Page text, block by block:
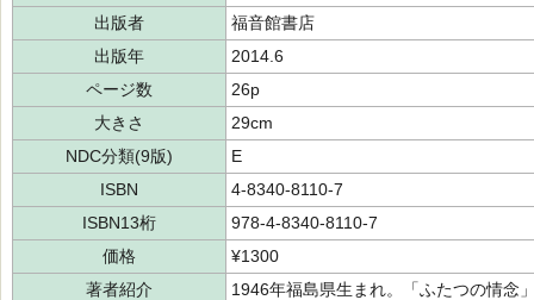
出版者
福音館書店
出版年
2014.6
ページ数
26p
大きさ
29cm
NDC分類(9版)
E
ISBN
4-8340-8110-7
ISBN13桁
978-4-8340-8110-7
価格
¥1300
著者紹介
1946年福島県生まれ。「ふたつの情念